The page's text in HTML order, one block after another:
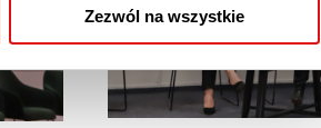
Zezwól na wszystkie